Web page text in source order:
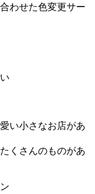
わせた色変更サー
い小さなお店があ
くさんのものがあ